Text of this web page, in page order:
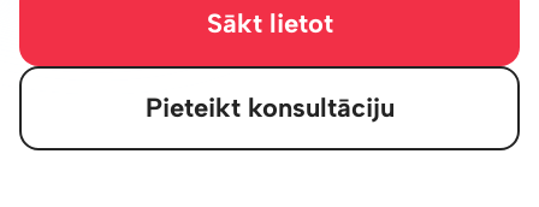
Sākt lietot
Pieteikt konsultāciju